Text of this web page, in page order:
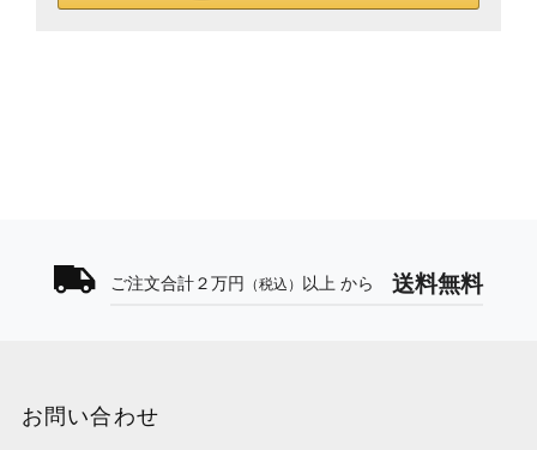
ご注文合計２万円 （税込） 以上 から 送料無料
お問い合わせ